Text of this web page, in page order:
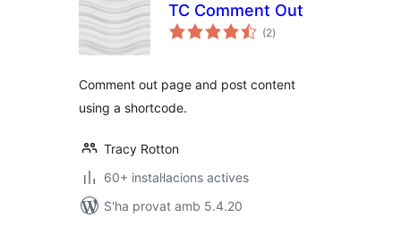
TC Comment Out
(2puntuacions
totals
)
Comment out page and post content
using a shortcode.
Tracy Rotton
60+ instal·lacions actives
S'ha provat amb 5.4.20